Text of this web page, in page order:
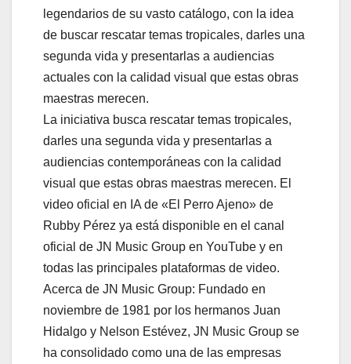
legendarios de su vasto catálogo, con la idea
de buscar rescatar temas tropicales, darles una
segunda vida y presentarlas a audiencias
actuales con la calidad visual que estas obras
maestras merecen.
La iniciativa busca rescatar temas tropicales,
darles una segunda vida y presentarlas a
audiencias contemporáneas con la calidad
visual que estas obras maestras merecen. El
video oficial en IA de «El Perro Ajeno» de
Rubby Pérez ya está disponible en el canal
oficial de JN Music Group en YouTube y en
todas las principales plataformas de video.
Acerca de JN Music Group: Fundado en
noviembre de 1981 por los hermanos Juan
Hidalgo y Nelson Estévez, JN Music Group se
ha consolidado como una de las empresas